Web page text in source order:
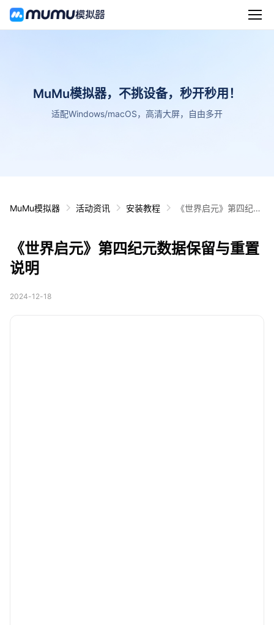
MuMu模拟器，不挑设备，秒开秒用！
适配Windows/macOS，高清大屏，自由多开
MuMu模拟器 活动资讯 安装教程
《世界启元》第四纪元
《世界启元》第四纪元数据保留与重置
说明
2024-12-18